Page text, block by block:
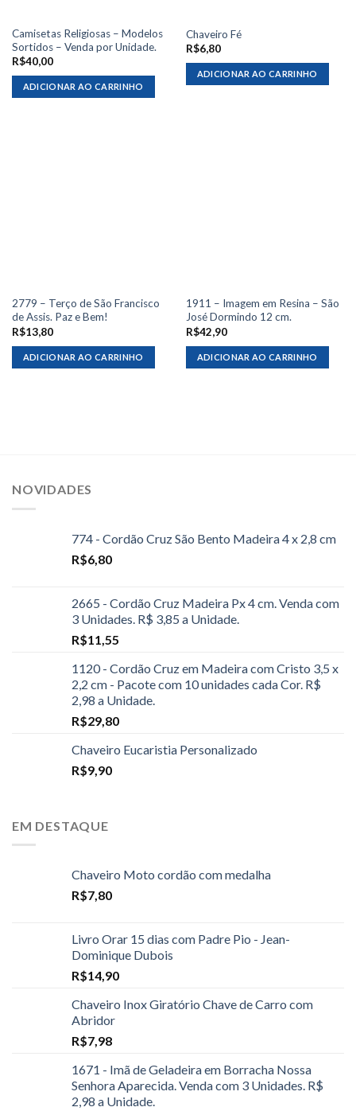
Camisetas Religiosas – Modelos
Sortidos – Venda por Unidade.
R$40,00
ADICIONAR AO CARRINHO
Chaveiro Fé
R$6,80
ADICIONAR AO CARRINHO
2779 – Terço de São Francisco
de Assis. Paz e Bem!
R$13,80
ADICIONAR AO CARRINHO
1911 – Imagem em Resina – São
José Dormindo 12 cm.
R$42,90
ADICIONAR AO CARRINHO
NOVIDADES
774 - Cordão Cruz São Bento Madeira 4 x 2,8 cm
R$6,80
2665 - Cordão Cruz Madeira Px 4 cm. Venda com
3 Unidades. R$ 3,85 a Unidade.
R$11,55
1120 - Cordão Cruz em Madeira com Cristo 3,5 x
2,2 cm - Pacote com 10 unidades cada Cor. R$
2,98 a Unidade.
R$29,80
Chaveiro Eucaristia Personalizado
R$9,90
EM DESTAQUE
Chaveiro Moto cordão com medalha
R$7,80
Livro Orar 15 dias com Padre Pio - Jean-
Dominique Dubois
R$14,90
Chaveiro Inox Giratório Chave de Carro com
Abridor
R$7,98
1671 - Imã de Geladeira em Borracha Nossa
Senhora Aparecida. Venda com 3 Unidades. R$
2,98 a Unidade.